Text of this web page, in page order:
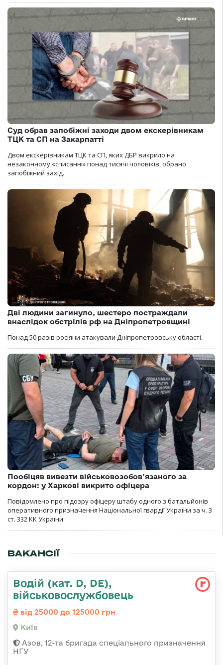
Суд обрав запобіжні заходи двом екскерівникам
ТЦК та СП на Закарпатті
Двом екскерівникам ТЦК та СП, яких ДБР викрило на
незаконному «списанні» понад тисячі чоловіків, обрано
запобіжний захід.
Дві людини загинуло, шестеро постраждали
внаслідок обстрілів рф на Дніпропетровщині
Понад 50 разів росіяни атакували Дніпропетровську області.
Пообіцяв вивезти військовозобов’язаного за
кордон: у Харкові викрито офіцера
Повідомлено про підозру офіцеру штабу одного з батальйонів
оперативного призначення Національної гвардії України за ч. 3
ст. 332 КК України.
ВАКАНСІЇ
Водій (кат. D, DE),
військовослужбовець
від 25000 до 125000 грн
Київ
Азов, 12-та бригада спеціального призначення
НГУ